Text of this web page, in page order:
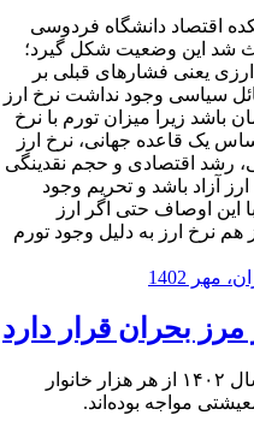
اقتصاد دانشگاه فردوسی
شد این وضعیت شکل گیرد؛
یعنی فشارهای قبلی بر
سیاسی وجود نداشت نرخ ارز
حدود ۱۳۰ هزار تومان باشد زیرا میزان تورم با نرخ
یک قاعده جهانی، نرخ ارز
رشد اقتصادی و حجم نقدینگی
آزاد باشد و تحریم وجود
این اوصاف حتی اگر ارز
هم نرخ ارز به دلیل وجود تورم
بحران قرار دارد
بررسی‌های آماری نشان می‌دهد در سال ۱۴۰۲ از هر هزار خانوار